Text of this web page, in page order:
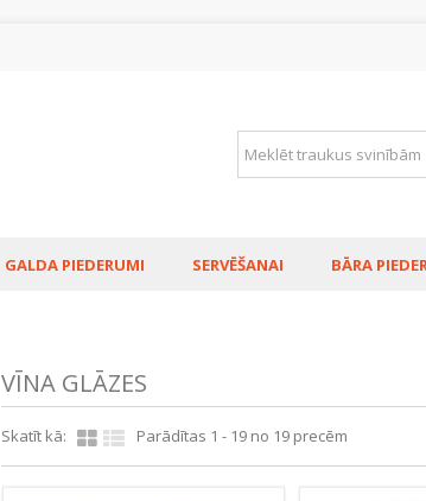
GALDA PIEDERUMI SERVĒŠANAI BĀRA
VĪNA GLĀZES
Skatīt kā: Parādītas 1 - 19 no 19 precēm